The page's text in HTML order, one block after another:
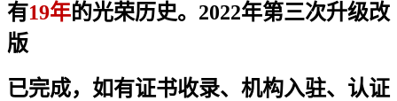
有19年的光荣历史。2022年第三次升级改
版
已完成， 如有证书收录、机构入驻、认证